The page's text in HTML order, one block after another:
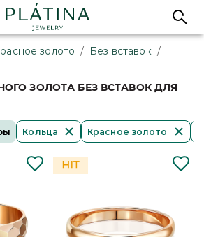
золото / Без вставок /
ЗОЛОТА БЕЗ ВСТАВОК ДЛЯ
Кольца Красное золото